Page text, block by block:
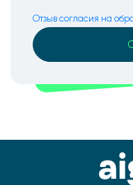
Отзыв согласия на